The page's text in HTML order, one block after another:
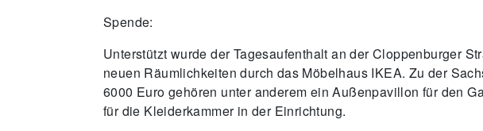
Spende:
Unterstützt wurde der Tagesaufenthalt an der Cloppenburger
neuen Räumlichkeiten durch das Möbelhaus IKEA. Zu der
6000 Euro gehören unter anderem ein Außenpavillon für den
für die Kleiderkammer in der Einrichtung.